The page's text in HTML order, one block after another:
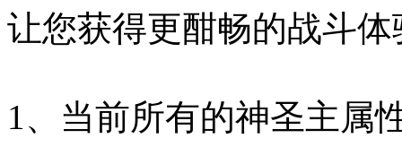
让您获得更酣畅的战斗体
1、当前所有的神圣主属